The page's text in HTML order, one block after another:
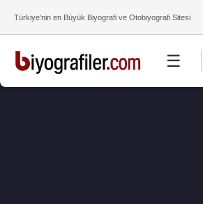
Türkiye’nin en Büyük Biyografi ve Otobiyografi Sitesi
☰